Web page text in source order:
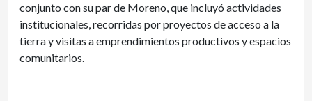
conjunto con su par de Moreno, que incluyó actividades
institucionales, recorridas por proyectos de acceso a la
tierra y visitas a emprendimientos productivos y espacios
comunitarios.